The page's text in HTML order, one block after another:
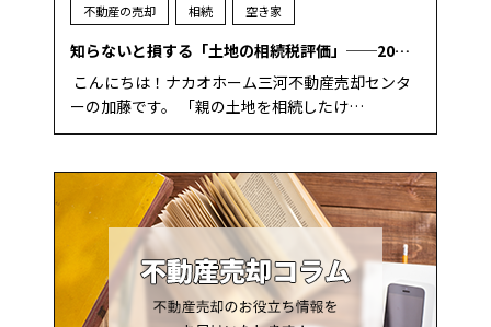
不動産の売却 相続 空き家
知らないと損する「土地の相続税評価」──20…
こんにちは！ナカオホーム三河不動産売却センタ
ーの加藤です。 「親の土地を相続したけ…